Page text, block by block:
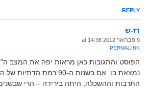
REPLY
רז-ש
9 פברואר 2012 at 14:38
PERMALINK
הפוסט והתגובות כאן מראות יפה את המצב
נמצאת בו. אם בשנות ה-90
התרבות וההשכלה, היתה בירידה – הרי